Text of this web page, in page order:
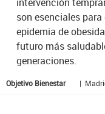
son esenciales
epidemia de
futuro más
generaciones.
Objetivo Bienestar |